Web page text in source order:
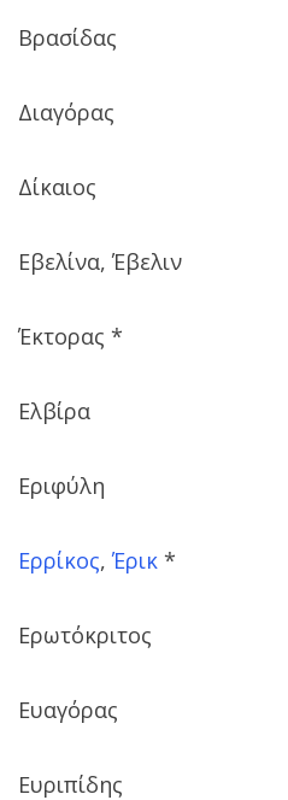
Βρασίδας
Διαγόρας
Δίκαιος
Εβελίνα, Έβελιν
Έκτορας *
Ελβίρα
Εριφύλη
Ερρίκος,Έρικ *
Ερωτόκριτος
Ευαγόρας
Ευριπίδης